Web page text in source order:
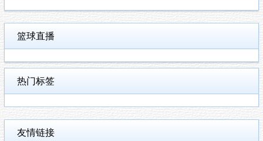
篮球直播
热门标签
友情链接